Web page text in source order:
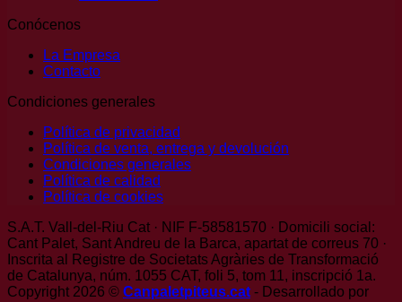
Conócenos
La Empresa
Contacto
Condiciones generales
Política de privacidad
Política de venta, entrega y devolución
Condiciones generales
Política de calidad
Política de cookies
S.A.T. Vall-del-Riu Cat · NIF F-58581570 · Domicili social:
Cant Palet, Sant Andreu de la Barca, apartat de correus 70 ·
Inscrita al Registre de Societats Agràries de Transformació
de Catalunya, núm. 1055 CAT, foli 5, tom 11, inscripció 1a.
Copyright 2026 © Canpaletpiteus.cat - Desarrollado por